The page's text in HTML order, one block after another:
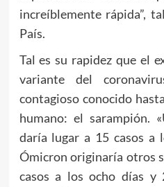
increíblemente rápida”,
País.
Tal es su rapidez que el
variante del
contagioso conocido
humano: el sarampión.
daría lugar a 15 casos a
Ómicron originaría otros
casos a los ocho días y